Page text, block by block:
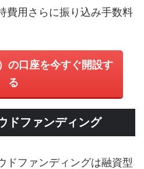
費用さらに振り込み手数料
の口座を今すぐ開設す
る
ドファンディング
ドファンディングは融資型